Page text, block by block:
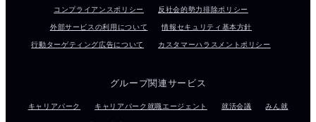
コンプライアンスポリシー 反社会的勢力排除ポリシー
外部サービスの利用について 情報セキュリティ基本方針
行動ターゲティング広告について カスタマーハラスメントポリシー